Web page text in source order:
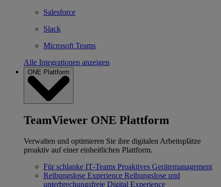
Salesforce
Slack
Microsoft Teams
Alle Integrationen anzeigen
ONE Plattform
TeamViewer ONE Plattform
Verwalten und optimieren Sie ihre digitalen Arbeitsplätze
proaktiv auf einer einheitlichen Plattform.
Für schlanke IT‐Teams Proaktives Gerätemanagement
Reibungslose Experience Reibungslose und
unterbrechungsfreie Digital Experience